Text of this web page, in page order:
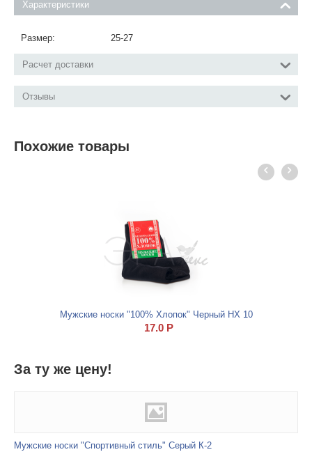
Характеристики
Размер: 25-27
Расчет доставки
Отзывы
Похожие товары
Мужские носки "100% Хлопок" Черный НХ 10
17.0 Р
За ту же цену!
Мужские носки "Спортивный стиль" Серый К-2